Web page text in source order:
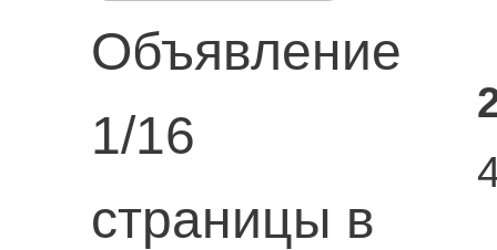
Объявление
1/16
страницы в